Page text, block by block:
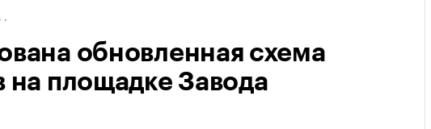
обновленная схема
на площадке Завода